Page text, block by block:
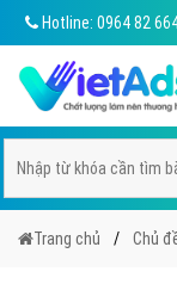
Hotline: 0964 82
Trang chủ Chủ